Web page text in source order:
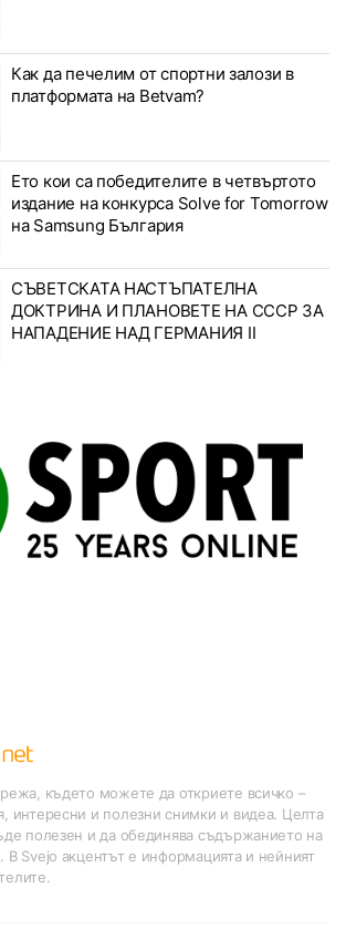
Как да печелим от спортни залози в
платформата на Betvam?
Ето кои са победителите в четвъртото
издание на конкурса Solve for Tomorrow
на Samsung България
СЪВЕТСКАТА НАСТЪПАТЕЛНА
ДОКТРИНА И ПЛАНОВЕТЕ НА СССР ЗА
НАПАДЕНИЕ НАД ГЕРМАНИЯ II
където можете да откриете всичко –
интересни и полезни снимки и видеа. Целта
полезен и да обединява съдържанието на
В Svejo акцентът е информацията и нейният